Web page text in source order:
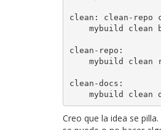
clean: clean-repo
clean-repo:
clean-docs:
Creo que la idea se